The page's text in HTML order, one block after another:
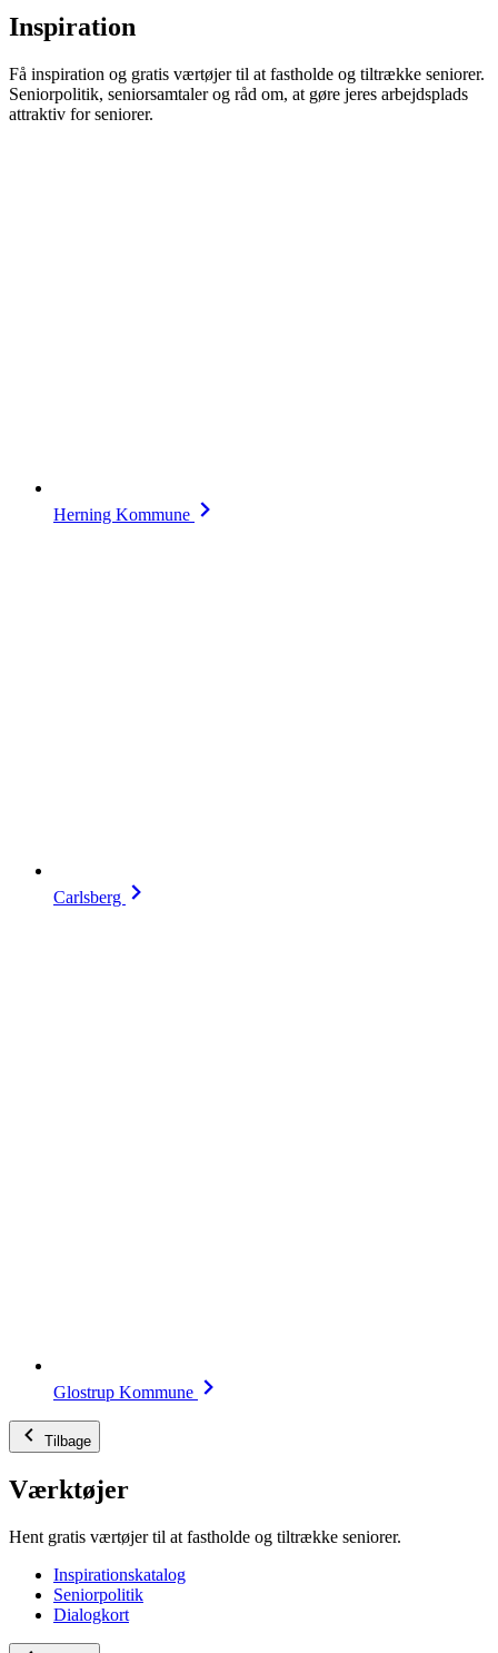
Inspiration
Få inspiration og gratis værtøjer til at fastholde og tiltrække seniorer.
Seniorpolitik, seniorsamtaler og råd om, at gøre jeres arbejdsplads
attraktiv for seniorer.
Herning Kommune
Carlsberg
Glostrup Kommune
Tilbage
Værktøjer
Hent gratis værtøjer til at fastholde og tiltrække seniorer.
Inspirationskatalog
Seniorpolitik
Dialogkort